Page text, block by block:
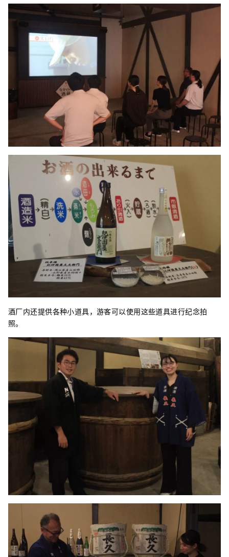
酒厂内还提供各种小道具，游客可以使用这些道具进行纪念拍
照。